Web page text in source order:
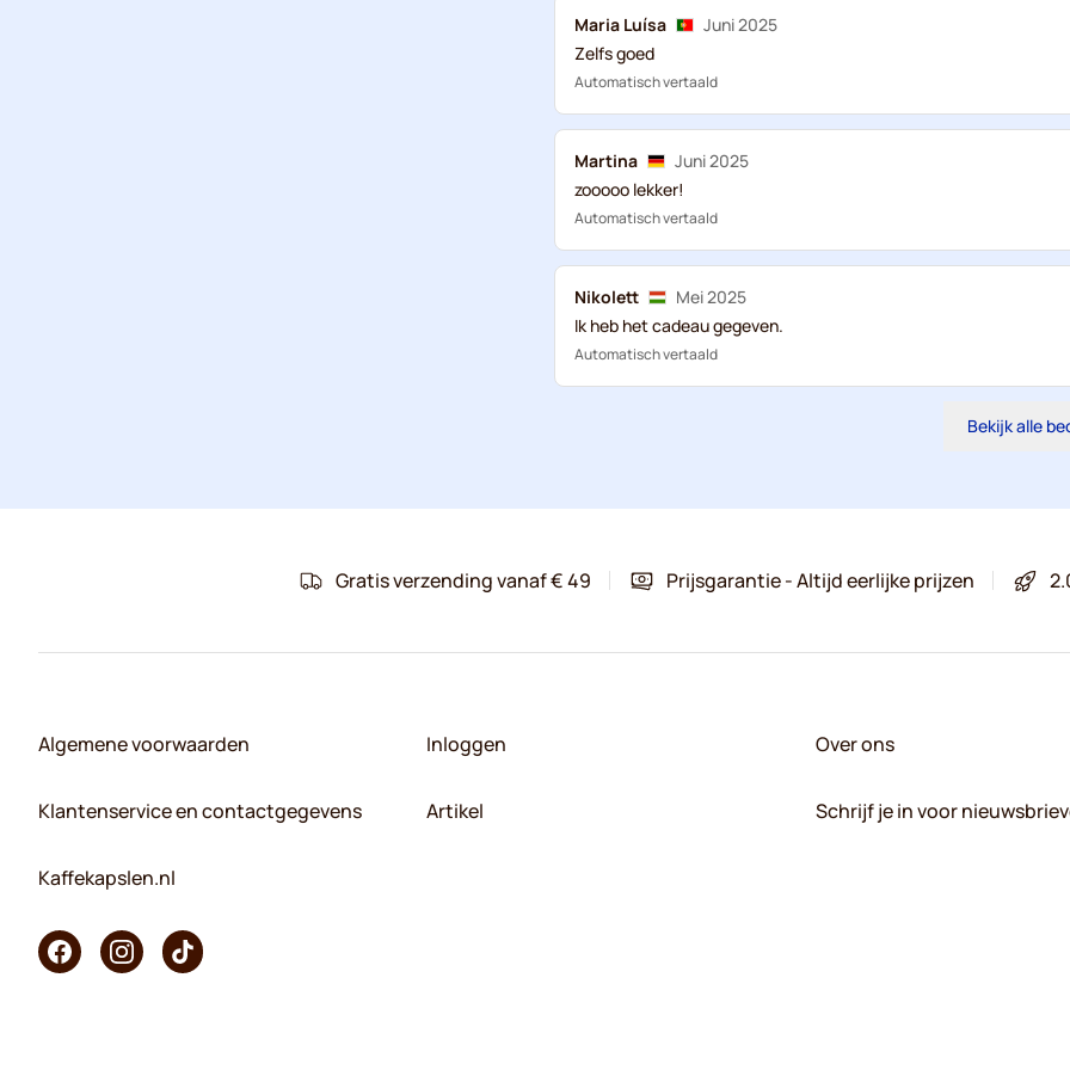
Maria Luísa
Juni 2025
Zelfs goed
Automatisch vertaald
Martina
Juni 2025
zooooo lekker!
Automatisch vertaald
Nikolett
Mei 2025
Ik heb het cadeau gegeven.
Automatisch vertaald
Bekijk alle
Gratis verzending vanaf € 49 Prijsgarantie - Altijd eerlijke prijzen
Algemene voorwaarden
Klantenservice en contactgegevens
Kaffekapslen.nl
Inloggen
Artikel
Over ons
Schrijf je in voor